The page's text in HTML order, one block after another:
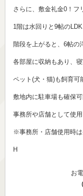
さらに、敷金礼金0！フ
1階は水回りと9帖のLDK
階段を上がると、6帖の
各部屋に収納もあり、
ペット(犬・猫)も飼育可
敷地内に駐車場も確保可
事務所や店舗として使
※事務所・店舗使用時は
H
お